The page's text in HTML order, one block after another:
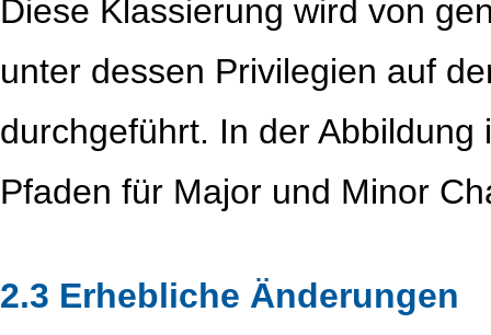
Diese Klassierung wird von
unter dessen Privilegien auf
durchgeführt. In der
Pfaden für Major und Minor
2.3 Erhebliche Änderungen